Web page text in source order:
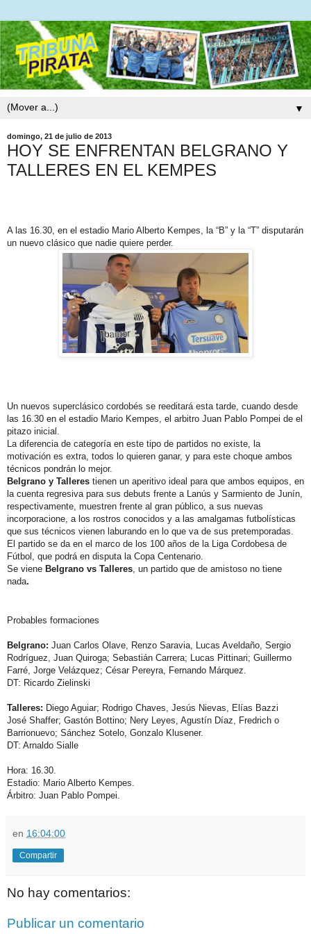
▼
domingo, 21 de julio de 2013
HOY SE ENFRENTAN BELGRANO Y
TALLERES EN EL KEMPES
A las 16.30, en el estadio Mario Alberto Kempes, la “B” y la “T” disputarán
un nuevo clásico que nadie quiere perder.
Un nuevos superclásico cordobés se reeditará esta tarde, cuando desde
las 16.30 en el estadio Mario Kempes, el arbitro Juan Pablo Pompei de el
pitazo inicial.
La diferencia de categoría en este tipo de partidos no existe, la
motivación es extra, todos lo quieren ganar, y para este choque ambos
técnicos pondrán lo mejor.
Belgrano y Talleres tienen un aperitivo ideal para que ambos equipos, en
la cuenta regresiva para sus debuts ­frente a Lanús y Sarmiento de Junín,
respectivamente, muestren frente al gran público, a sus nuevas
incorporacione, a los rostros conocidos y a las amalgamas futbolísticas
que sus técnicos vienen laburando en lo que va de sus pretemporadas.
El partido se da en el marco de los 100 años de la Liga Cordobesa de
Fútbol, que podrá en disputa la Copa Centenario.
Se viene Belgrano vs Talleres, un partido que de amistoso no tiene
nada.
Probables formaciones
Belgrano: Juan Carlos Olave, Renzo Saravia, Lucas Aveldaño, Sergio
Rodríguez, Juan Quiroga; Sebastián Carrera; Lucas Pittinari; Guillermo
Farré, Jorge Velázquez; César Pereyra, Fernando Márquez.
DT: Ricardo Zielinski
Talleres: Diego Aguiar; Rodrigo Chaves, Jesús Nievas, Elías Bazzi
José Shaffer; Gastón Bottino; Nery Leyes, Agustín Díaz, Fredrich o
Barrionuevo; Sánchez Sotelo, Gonzalo Klusener.
DT: Arnaldo Sialle
Hora: 16.30.
Estadio: Mario Alberto Kempes.
Árbitro: Juan Pablo Pompei.
en 16:04:00
Compartir
No hay comentarios:
Publicar un comentario